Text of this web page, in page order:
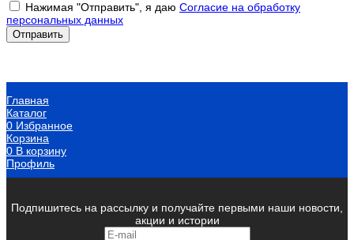
Нажимая "Отправить", я даю Согласие на обработку
персональных данных
Главная
Каталог
0 Избранное
Корзина
0 В корзину
Профиль
Подпишитесь на рассылку и получайте первыми наши новости,
акции и истории